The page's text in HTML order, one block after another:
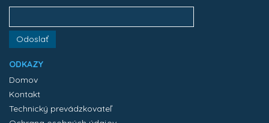
Odoslať
ODKAZY
Domov
Kontakt
Technický prevádzkovateľ